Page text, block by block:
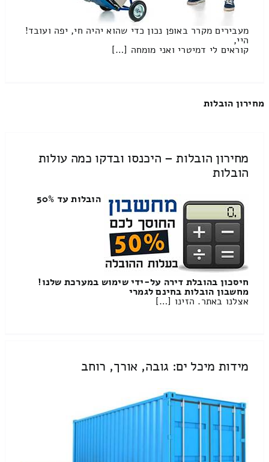
מעבירים מקרר באופן נכון כדי שהוא יהיה חי, יפה ועובד!
היי,
קוראים לי דמיטרי ואני מומחה […]
מחירון הובלות
מחירון הובלות – היכנסו ובדקו כמה עולות
הובלות
הובלות עד 50%
חיסכון בהובלת דירה על-ידי שימוש במערכת שלנו!
מחשבון הובלות בחינם לגמרי
אצלנו באתר. הזינו […]
מידות מיכל ים: גובה, אורך, רוחב